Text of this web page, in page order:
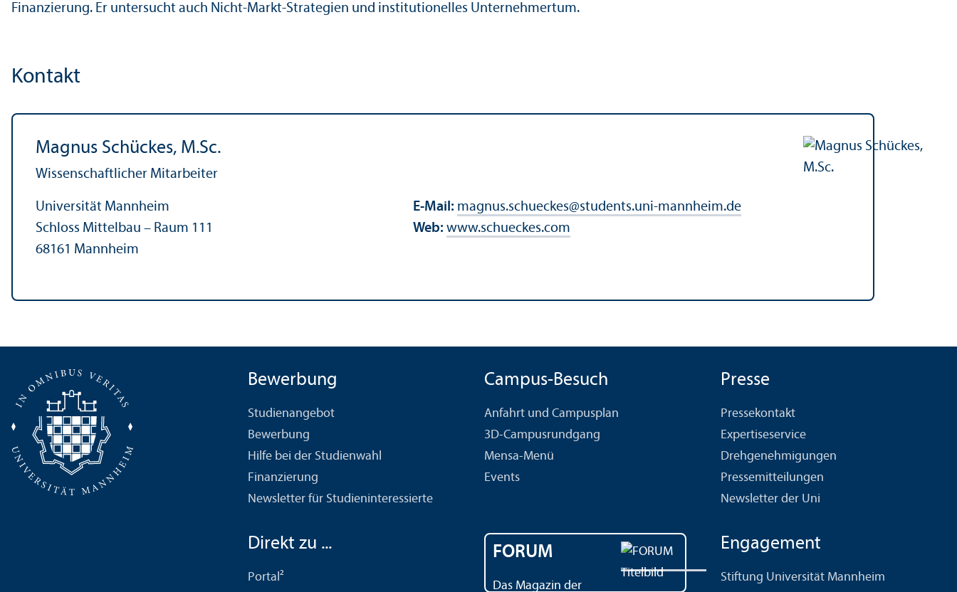
Finanzierung. Er unter­sucht auch Nicht-Markt-Strategien und institutionelles Unter­nehmertum.
Kontakt
Magnus Schückes, M.Sc.
Wissenschaft­licher Mitarbeiter
Universität Mannheim
Schloss Mittelbau – Raum 111
68161 Mannheim
E-Mail: magnus.schueckes@students.uni-mannheim.de
Web: www.schueckes.com
Bewerbung
Studien­angebot
Bewerbung
Hilfe bei der Studien­wahl
Finanzierung
Newsletter für Studien­interessierte
Campus-Besuch
Anfahrt und Campusplan
3D-Campusrundgang
Mensa-Menü
Events
Presse
Pressekontakt
Expertiseservice
Drehgenehmigungen
Pressemitteilungen
Newsletter der Uni
Direkt zu ...
Portal²
FORUM
Das Magazin der
Engagement
Stiftung Universität Mannheim